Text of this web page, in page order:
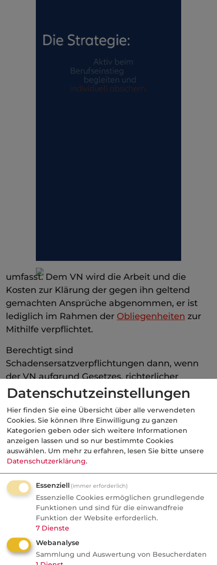
umfasst. Dem VN wird die Arbeit und die
Kosten zur Klärung der gegen ihn geltend
gemachten Ansprüche abgenommen, er ist
lediglich im Rahmen der Obliegenheiten zur
Mithilfe verpflichtet.
Berechtigt sind
Schadensersatzverpflichtungen dann, wenn
der VN aufgrund Gesetzes, richterlicher
Entscheidung, Anerkenntnisses oder
Vergleiches zur Entschädigung verpflichtet ist.
Dabei müssen Anerkenntnisse und Vergleiche
vom VR abgegeben, geschlossen oder mit
seiner Zustimmung zustande gekommen sein,
um zu verhindern, dass der VN diese selbst
aus Unkenntnis oder wirtschaftlichen Druck
heraus ohne rechtlichen Grund abgibt.
Zur Abwicklung desVersicherungsfallsist der
VR bevollmächtigt, alle ihm zweckmäßig
erscheinenden Erklärungen im Namen des VN
abzugeben, auch Sachverständige zur
Sachverhaltsaufklärung einzuschalten.
Datenschutzeinstellungen
Hier finden Sie eine Übersicht über alle verwendeten
Cookies. Sie können Ihre Einwilligung zu ganzen
Kategorien geben oder sich weitere Informationen
anzeigen lassen und so nur bestimmte Cookies
auswählen. Um mehr zu erfahren, lesen Sie bitte unsere
Datenschutzerklärung.
Essenziell (immer erforderlich)
Essenzielle Cookies ermöglichen grundlegende
Funktionen und sind für die einwandfreie
Funktion der Website erforderlich.
7 Dienste
Webanalyse
Sammlung und Auswertung von Besucherdaten